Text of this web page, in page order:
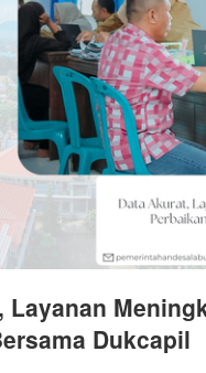
Layanan
Dukcapil